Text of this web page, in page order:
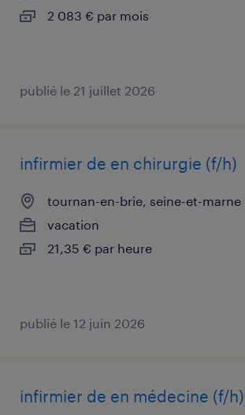
2 083 € par mois
publié le 21 juillet 2026
infirmier de en chirurgie (f/h)
tournan-en-brie, seine-et-marne
vacation
21,35 € par heure
publié le 12 juin 2026
infirmier de en médecine (f/h)